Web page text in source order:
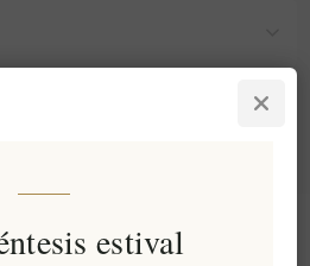
Información estival